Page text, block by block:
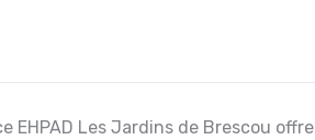
Les Jardins de Brescou offre